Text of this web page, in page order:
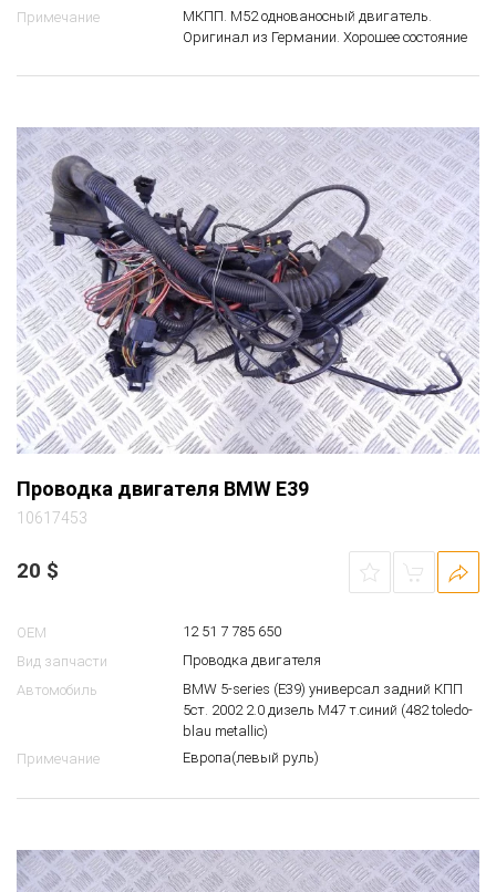
Примечание
МКПП. М52 однованосный двигатель.
Оригинал из Германии. Хорошее состояние
Проводка двигателя BMW E39
10617453
20 $
OEM
12 51 7 785 650
Вид запчасти
Проводка двигателя
Автомобиль
BMW 5-series (E39) универсал задний КПП
5ст. 2002 2.0 дизель M47 т.синий (482 toledo-
blau metallic)
Примечание
Европа(левый руль)